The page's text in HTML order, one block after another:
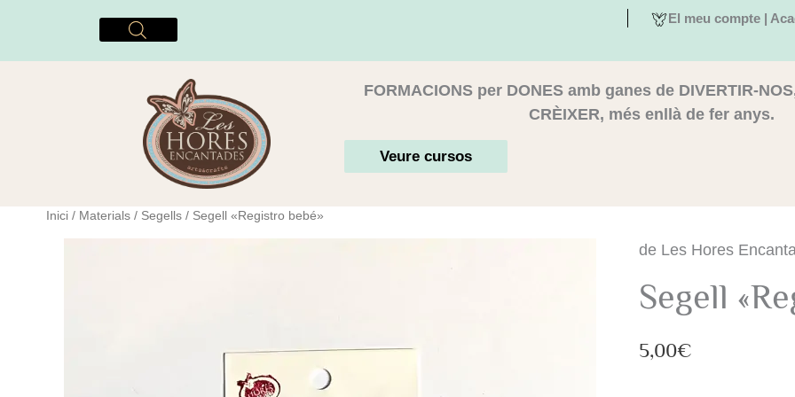
El meu compte |
FORMACIONS per DONES amb ganes de DIVERTIR-
CRÈIXER, més enllà de fer anys.
Veure cursos
Inici / Materials / Segells / Segell «Registro bebé»
de Les Hores
Segell
5,00€
quantitat
"Registro
bebé"